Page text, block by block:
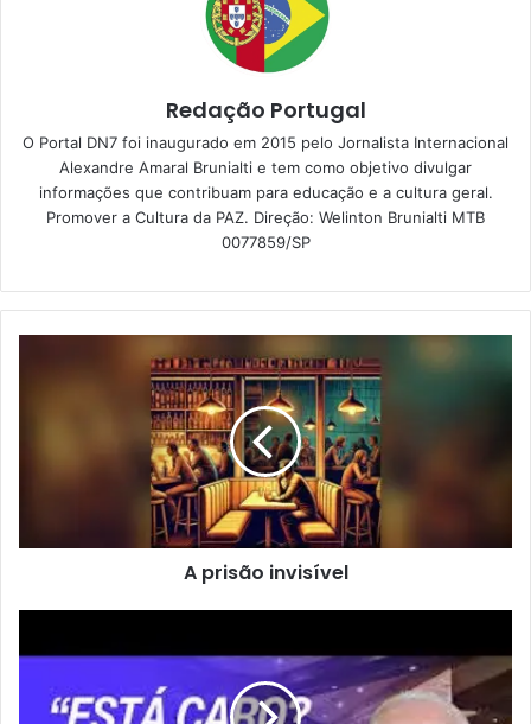
Redação Portugal
O Portal DN7 foi inaugurado em 2015 pelo Jornalista Internacional
Alexandre Amaral Brunialti e tem como objetivo divulgar
informações que contribuam para educação e a cultura geral.
Promover a Cultura da PAZ. Direção: Welinton Brunialti MTB
0077859/SP
A prisão invisível